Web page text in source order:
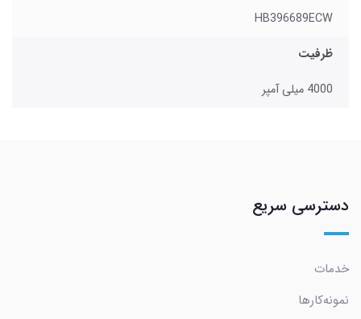
HB396689ECW
ظرفیت
4000 میلی آمپر
دسترسی سریع
خدمات
نمونه‌کارها